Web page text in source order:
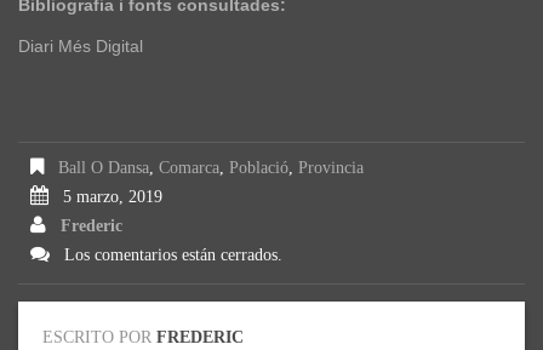
Bibliografia i fonts consultades:
Diari Més Digital
Ball O Dansa, Comarca, Població, Provincia
5 marzo, 2019
Frederic
Los comentarios están cerrados.
ESCRITO POR FREDERIC